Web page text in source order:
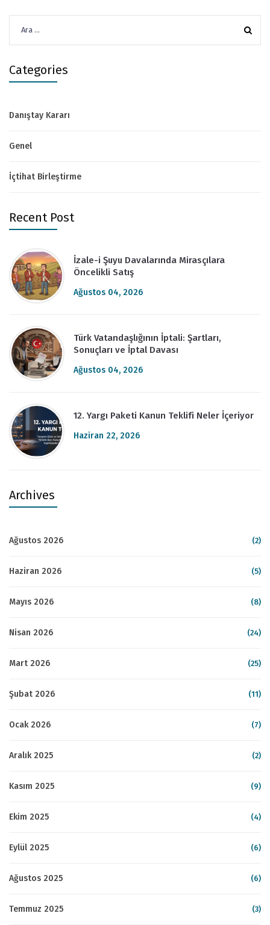
Categories
Danıştay Kararı
Genel
İçtihat Birleştirme
Recent Post
İzale-i Şuyu Davalarında Mirasçılara
Öncelikli Satış
Ağustos 04, 2026
Türk Vatandaşlığının İptali: Şartları,
Sonuçları ve İptal Davası
Ağustos 04, 2026
12. Yargı Paketi Kanun Teklifi Neler İçeriyor
Haziran 22, 2026
Archives
Ağustos 2026 (2)
Haziran 2026 (5)
Mayıs 2026 (8)
Nisan 2026 (24)
Mart 2026 (25)
Şubat 2026 (11)
Ocak 2026 (7)
Aralık 2025 (2)
Kasım 2025 (9)
Ekim 2025 (4)
Eylül 2025 (6)
Ağustos 2025 (6)
Temmuz 2025 (3)